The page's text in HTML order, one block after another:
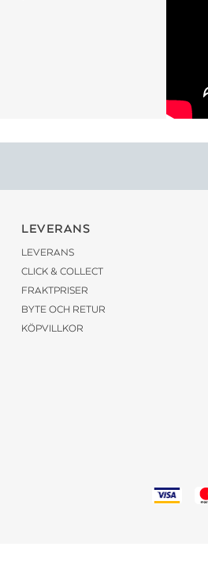
LEVERANS
LEVERANS
CLICK & COLLECT
FRAKTPRISER
BYTE OCH RETUR
KÖPVILLKOR